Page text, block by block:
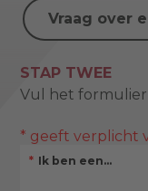
Vraag over
STAP TWEE
Vul het formulier